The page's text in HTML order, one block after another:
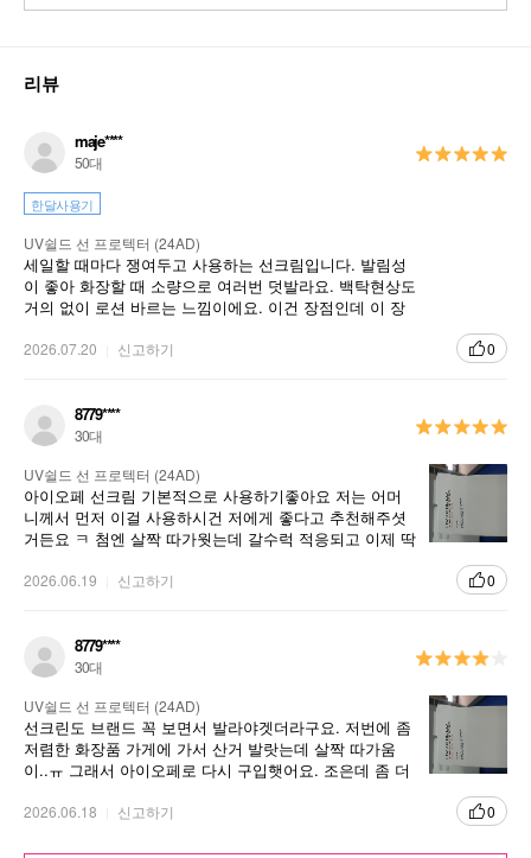
리뷰
maje****
50대
한달사용기
UV쉴드 선 프로텍터 (24AD)
세일할 때마다 쟁여두고 사용하는 선크림입니다. 발림성
이 좋아 화장할 때 소량으로 여러번 덧발라요. 백탁현상도
거의 없이 로션 바르는 느낌이에요. 이건 장점인데 이 장
는데 다른 후기를 보니 예전보다 묽어서 뚜껑에 흘러나온
2026.07.20 신고하기 0
8779****
30대
UV쉴드 선 프로텍터 (24AD)
아이오페 선크림 기본적으로 사용하기좋아요 저는 어머
니께서 먼저 이걸 사용하시건 저에게 좋다고 추천해주셧
거든요 ㅋ 첨엔 살짝 따가웟는데 갈수럭 적응되고 이제 딱
2026.06.19 신고하기 0
8779****
30대
UV쉴드 선 프로텍터 (24AD)
선크린도 브랜드 꼭 보면서 발라야겟더라구요. 저번에 좀
저렴한 화장품 가게에 가서 산거 발랏는데 살짝 따가움
이..ㅠ 그래서 아이오페로 다시 구입햇어요. 조은데 좀 더
2026.06.18 신고하기 0